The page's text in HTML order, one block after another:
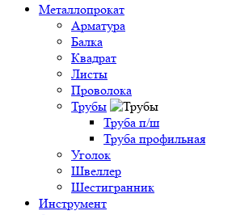
Металлопрокат
Арматура
Балка
Квадрат
Листы
Проволока
Трубы
Труба п/ш
Труба профильная
Уголок
Швеллер
Шестигранник
Инструмент